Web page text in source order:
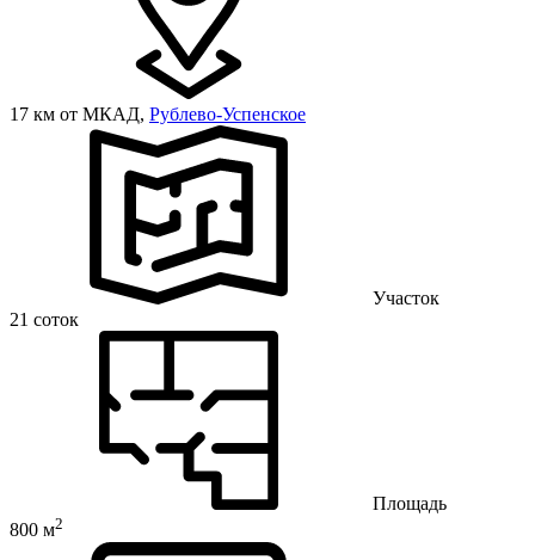
17 км от МКАД, Рублево-Успенское
Участок
21 соток
Площадь
800 м2